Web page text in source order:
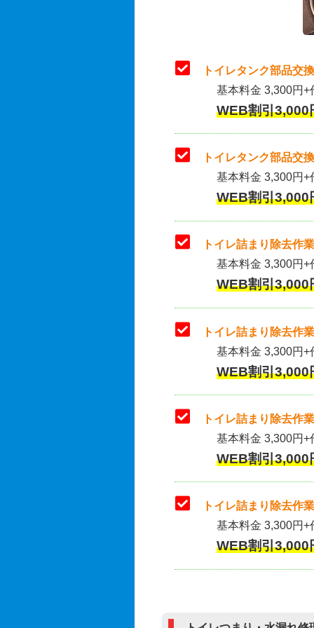
トイレタンク部品交
基本料金 3,300円
WEB割引
トイレタンク部品交
基本料金 3,300円+
WEB割引
トイレ詰まり除去作
基本料金 3,300円+
WEB割引
トイレ詰まり除去作
基本料金 3,300円+
WEB割引
トイレ詰まり除去
基本料金 3,300円+
WEB割引
トイレ詰まり除去作
基本料金 3,300円+
WEB割引